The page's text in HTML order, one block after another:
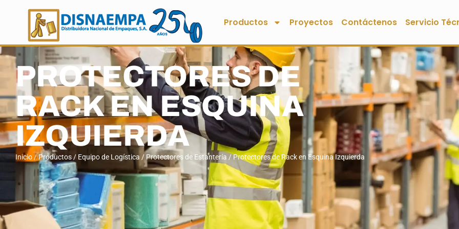
Productos Proyectos Contáctenos Servicio
PROTECTORES DE
RACK EN ESQUINA
IZQUIERDA
Inicio /Productos / Equipo de Logística / Protectores de Estantería / Protectores de Rack en Esquina Izquierda